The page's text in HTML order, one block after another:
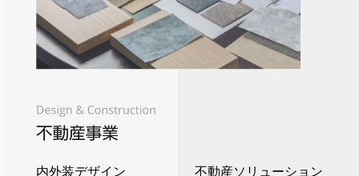
内外装デザイン 不動産ソリューション